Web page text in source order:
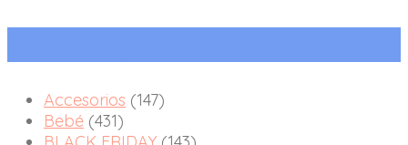
Accesorios (147)
Bebé (431)